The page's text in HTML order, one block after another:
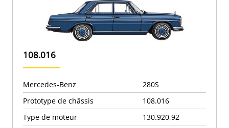
108.016
Mercedes-Benz
280S
Prototype de châssis
108.016
Type de moteur
130.920,92